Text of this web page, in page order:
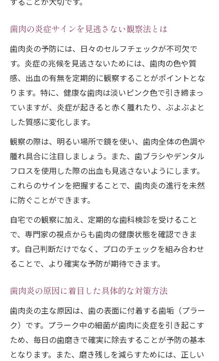
歯肉の炎症サインを見逃さない観察法とは
歯肉炎の予防には、日々のセルフチェックが不可欠で
す。炎症の兆候を見逃さないためには、歯肉の色や質
感、出血の有無を定期的に観察することがポイントとな
ります。特に、健康な歯肉は淡いピンク色で引き締まっ
ていますが、炎症が起きると赤く腫れたり、ぶよぶよと
した質感に変化します。
観察の際は、明るい場所で鏡を使い、歯肉全体の色調や
腫れ具合に注目しましょう。また、歯ブラシやデンタル
フロスを使用した際の出血も見逃さないようにします。
これらのサインを把握することで、歯肉炎の進行を未然
に防ぐことができます。
自宅での観察に加え、定期的な歯科検診を受けること
で、専門家の視点からも歯肉の健康状態を確認できま
す。自己判断だけでなく、プロのチェックを組み合わせ
ることで、より確実な予防が期待できます。
歯肉炎の原因に着目した具体的な対策方法
歯肉炎の主な原因は、歯の表面に付着する歯垢（プラー
ク）です。プラーク中の細菌が歯肉に炎症を引き起こす
ため、毎日の歯磨きで確実に除去することが予防の基本
となります。また、磨き残しを減らすためには、正しい